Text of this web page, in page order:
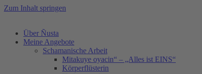
Zum Inhalt springen
Über Ñusta
Meine Angebote
Schamanische Arbeit
Mitakuye oyacin“ – „Alles ist EINS“
Körperflüsterin